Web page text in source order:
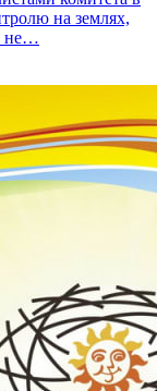
на землях,
не…